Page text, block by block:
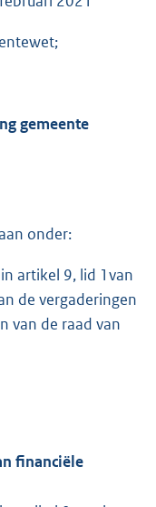
gemeente
onder:
artikel 9, lid 1van
de vergaderingen
van de raad van
financiële